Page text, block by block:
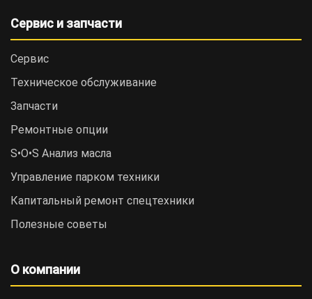
Сервис и запчасти
Сервис
Техническое обслуживание
Запчасти
Ремонтные опции
S•O•S Анализ масла
Управление парком техники
Капитальный ремонт спецтехники
Полезные советы
О компании